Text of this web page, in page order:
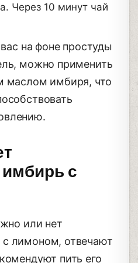
Через 10 минут чай
на фоне простуды
можно применить
маслом имбиря, что
с
или нет
лимоном, отвечают
пить его